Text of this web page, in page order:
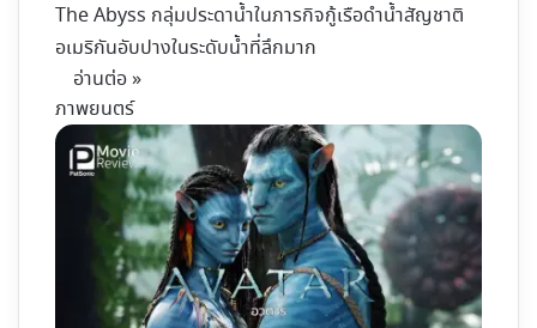
The Abyss กลุ่มประดาน้ำในภารกิจกู้เรือดำน้ำสัญชาติ
อเมริกันอับปางในระดับน้ำที่ลึกมาก
อ่านต่อ »
ภาพยนตร์